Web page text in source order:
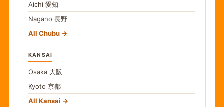
Aichi 愛知
Nagano 長野
All Chubu
KANSAI
Osaka 大阪
Kyoto 京都
All Kansai